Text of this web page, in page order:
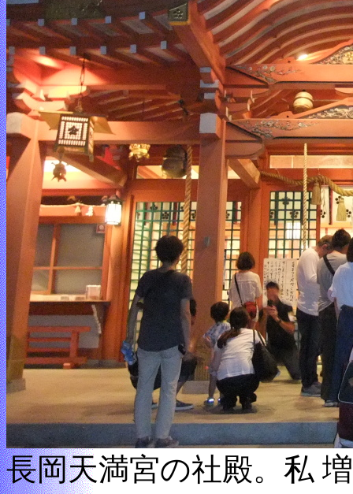
長岡天満宮の社殿。私